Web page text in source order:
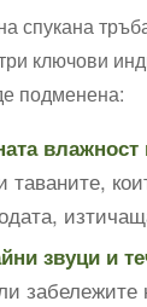
спукана
ключови
подменена:
влажност
таваните,
звуци и
забележите